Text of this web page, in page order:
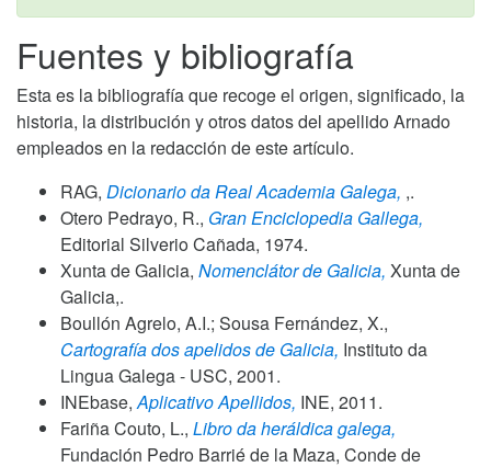
Fuentes y bibliografía
Esta es la bibliografía que recoge el origen, significado, la
historia, la distribución y otros datos del apellido Arnado
empleados en la redacción de este artículo.
RAG, Dicionario da Real Academia Galega, ,.
Otero Pedrayo, R., Gran Enciclopedia Gallega,
Editorial Silverio Cañada, 1974.
Xunta de Galicia, Nomenclátor de Galicia, Xunta de
Galicia,.
Boullón Agrelo, A.I.; Sousa Fernández, X.,
Cartografía dos apelidos de Galicia, Instituto da
Lingua Galega - USC, 2001.
INEbase,Aplicativo Apellidos, INE, 2011.
Fariña Couto, L., Libro da heráldica galega,
Fundación Pedro Barrié de la Maza, Conde de